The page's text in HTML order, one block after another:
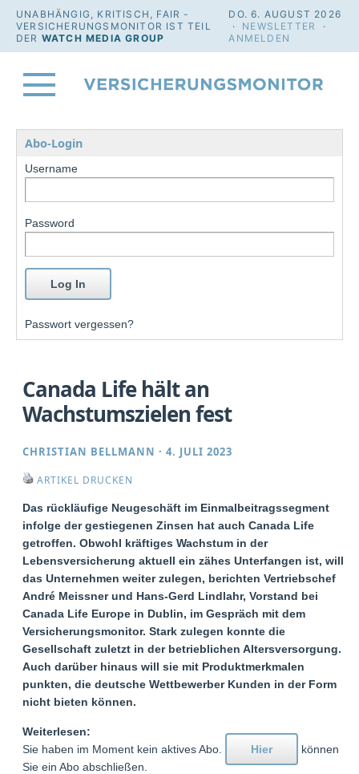
UNABHÄNGIG, KRITISCH, FAIR -
VERSICHERUNGSMONITOR IST TEIL
DER WATCH MEDIA GROUP
DO. 6. AUGUST 2026
· NEWSLETTER
·
ANMELDEN
Abo-Login
Username
Password
Passwort vergessen?
Canada Life hält an
Wachstumszielen fest
CHRISTIAN BELLMANN ·4. JULI 2023
ARTIKEL DRUCKEN
Das rückläufige Neugeschäft im Einmalbeitragssegment
infolge der gestiegenen Zinsen hat auch Canada Life
getroffen. Obwohl kräftiges Wachstum in der
Lebensversicherung aktuell ein zähes Unterfangen ist, will
das Unternehmen weiter zulegen, berichten Vertriebschef
André Meissner und Hans-Gerd Lindlahr, Vorstand bei
Canada Life Europe in Dublin, im Gespräch mit dem
Versicherungsmonitor. Stark zulegen konnte die
Gesellschaft zuletzt in der betrieblichen Altersversorgung.
Auch darüber hinaus will sie mit Produktmerkmalen
punkten, die deutsche Wettbewerber Kunden in der Form
nicht bieten können.
Weiterlesen:
Sie haben im Moment kein aktives Abo.
Hier
können
Sie ein Abo abschließen.